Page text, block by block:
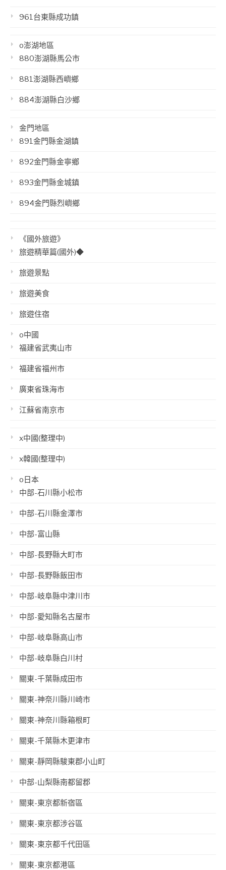
961台東縣成功鎮
o澎湖地區
880澎湖縣馬公市
881澎湖縣西嶼鄉
884澎湖縣白沙鄉
金門地區
891金門縣金湖鎮
892金門縣金寧鄉
893金門縣金城鎮
894金門縣烈嶼鄉
《國外旅遊》
旅遊精華篇(國外)◆
旅遊景點
旅遊美食
旅遊住宿
o中國
福建省武夷山市
福建省福州市
廣東省珠海市
江蘇省南京市
x中國(整理中)
x韓國(整理中)
o日本
中部-石川縣小松市
中部-石川縣金澤市
中部-富山縣
中部-長野縣大町市
中部-長野縣飯田市
中部-岐阜縣中津川市
中部-愛知縣名古屋市
中部-岐阜縣高山市
中部-岐阜縣白川村
關東-千葉縣成田市
關東-神奈川縣川崎市
關東-神奈川縣箱根町
關東-千葉縣木更津市
關東-靜岡縣駿東郡小山町
中部-山梨縣南都留郡
關東-東京都新宿區
關東-東京都涉谷區
關東-東京都千代田區
關東-東京都港區